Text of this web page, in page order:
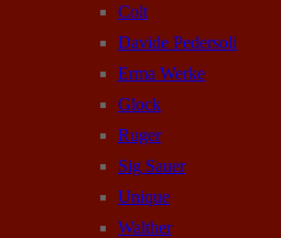
Colt
Davide Pedersoli
Erma Werke
Glock
Ruger
Sig Sauer
Unique
Walther